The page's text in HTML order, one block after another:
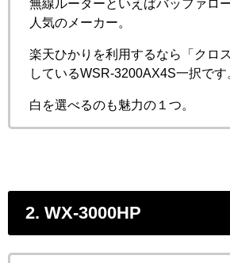
無線ルーターといえばバッファロ
人気のメーカー。
楽天ひかりを利用するなら「クロ
しているWSR-3200AX4S一択です
白を選べるのも魅力の１つ。
2. WX-3000HP